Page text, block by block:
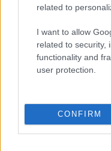
related to
I want to allow
related to security,
functionality and
user protection.
CONFIRM
Temperature
a 40 Gradi
live